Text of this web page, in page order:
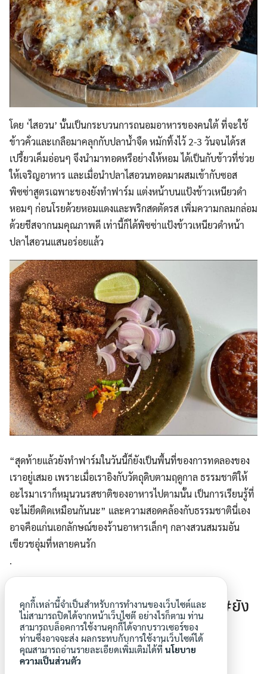
โดย ‘ไสอวน’ นั้นเป็นกระบวนการถนอมอาหารของคนใต้ ที่จะใช้
ข้าวคั่วและเกลือมาคลุกกับปลาน้ำจืด หมักทิ้งไว้ 2-3 วันจนได้รส
เปรี้ยวเค็มอ่อนๆ จึงนำมาทอดหรือย่างให้หอม ได้เป็นกับข้าวที่ช่วย
ให้เจริญอาหาร และเมื่อนำปลาไสอวนทอดมาผสมเข้ากับซอส
พิซซ่าสูตรเฉพาะของยังทำฟาร์ม แต่งหน้าบนแป้งข้าวเหนียวดำ
หอมๆ ก่อนโรยด้วยหอมแดงและพริกสดตัดรส เพิ่มความกลมกล่อม
ด้วยชีสจากนมคุณภาพดี เท่านี้ก็ได้พิซซ่าแป้งข้าวเหนียวดำหน้า
ปลาไสอวนแสนอร่อยแล้ว
“สุดท้ายแล้วยังทำฟาร์มในวันนี้ก็ยังเป็นพื้นที่ของการทดลองของ
เราอยู่เสมอ เพราะเมื่อเราอิงกับวัตถุดิบตามฤดูกาล ธรรมชาติให้
อะไรมาเราก็หมุนวนรสชาติของอาหารไปตามนั้น เป็นการเรียนรู้ที่
จะไม่ยึดติดเหมือนกันนะ” และความสอดคล้องกับธรรมชาตินี่เอง
อาจคือแก่นเอกลักษณ์ของร้านอาหารเล็กๆ กลางสวนสมรมอัน
เขียวชอุ่มที่หลายคนรัก
.
.
สวนผักคนเมือง #urbanfarming #ยัง
ทำฟาร์ม #สวนผักคนเมืองสัญจร
คุกกี้เหล่านี้จำเป็นสำหรับการทำงานของเว็บไซต์และ
ไม่สามารถปิดได้จากหน้าเว็บไซต๊ อย่างไรก็ตาม ท่าน
สามารถบล็อคการใช้งานคุกกี้ได้จากบราวเซอร์ของ
ท่านซึ่งอาจจะส่ง ผลกระทบกับการใช้งานเว็บไซต์ได้
คุณสามารถอ่านรายละเอียดเพิ่มเติมได้ที่ นโยบาย
ความเป็นส่วนตัว